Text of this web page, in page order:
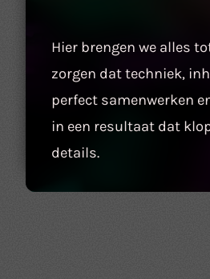
Hier brengen we alles
zorgen dat techniek,
perfect samenwerken
in een resultaat dat
details.